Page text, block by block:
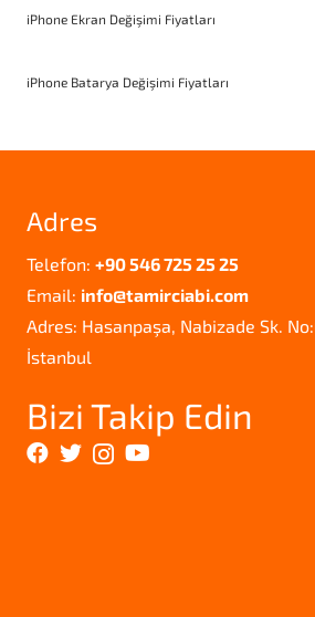
iPhone Ekran Değişimi Fiyatları
iPhone Batarya Değişimi Fiyatları
Adres
Telefon: +90 546 725 25 25
Email: info@tamirciabi.com
Adres: Hasanpaşa, Nabizade Sk.
İstanbul
Bizi Takip Edin